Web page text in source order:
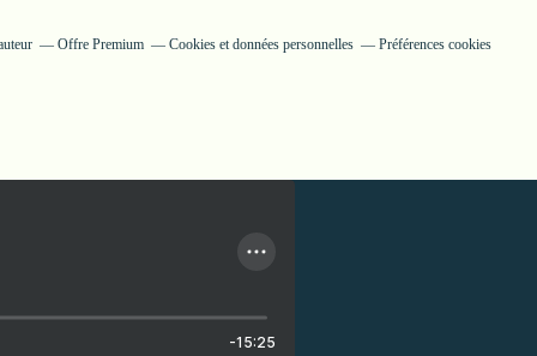
Offre Premium Cookies et données personnelles Préférences cookies
-15:25